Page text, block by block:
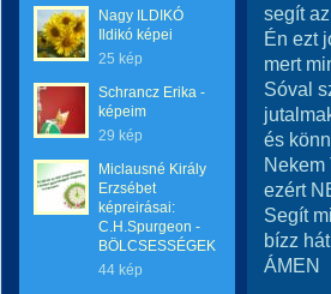
Nagy ILDIKÓ
Ildikó képei
25 kép
Schrancz Erika -
képeim
29 kép
Miclausné Király
Erzsébet
képreirásai:
C.H.Spurgeon -
BÖLCSESSÉGEK
44 kép
segít
Én ezt
mert
Sóval
és
Nekem
ezért
Segít
bízz
ÁMEN